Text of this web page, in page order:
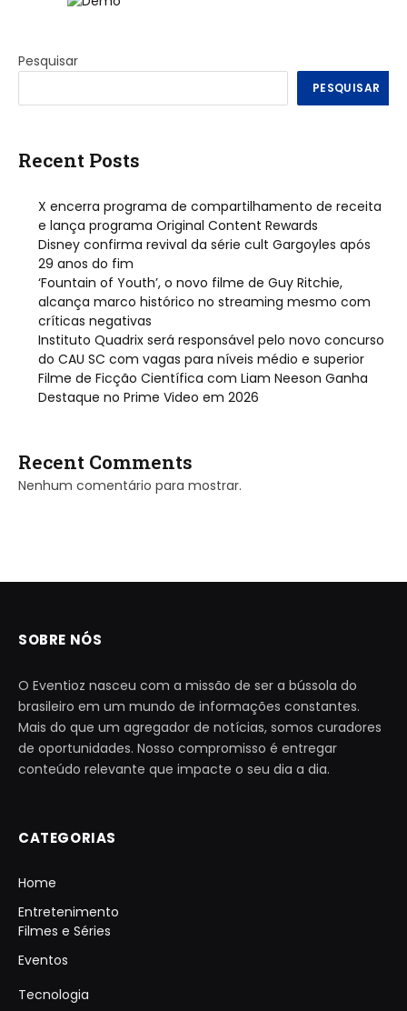
Pesquisar
PESQUISAR
Recent Posts
X encerra programa de compartilhamento de receita
e lança programa Original Content Rewards
Disney confirma revival da série cult Gargoyles após
29 anos do fim
‘Fountain of Youth’, o novo filme de Guy Ritchie,
alcança marco histórico no streaming mesmo com
críticas negativas
Instituto Quadrix será responsável pelo novo concurso
do CAU SC com vagas para níveis médio e superior
Filme de Ficção Científica com Liam Neeson Ganha
Destaque no Prime Video em 2026
Recent Comments
Nenhum comentário para mostrar.
SOBRE NÓS
O Eventioz nasceu com a missão de ser a bússola do
brasileiro em um mundo de informações constantes.
Mais do que um agregador de notícias, somos curadores
de oportunidades. Nosso compromisso é entregar
conteúdo relevante que impacte o seu dia a dia.
CATEGORIAS
Home
Entretenimento
Filmes e Séries
Eventos
Tecnologia